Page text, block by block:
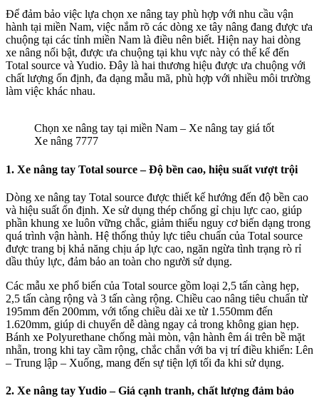
Để đảm bảo việc lựa chọn xe nâng tay phù hợp với nhu cầu vận
hành tại miền Nam, việc nắm rõ các dòng xe tây nâng đang được ưa
chuộng tại các tỉnh miền Nam là điều nên biết. Hiện nay hai dòng
xe nâng nổi bật, được ưa chuộng tại khu vực này có thể kể đến
Total source và Yudio. Đây là hai thương hiệu được ưa chuộng với
chất lượng ổn định, đa dạng mẫu mã, phù hợp với nhiều môi trường
làm việc khác nhau.
Chọn xe nâng tay tại miền Nam – Xe nâng tay giá tốt
Xe nâng 7777
1. Xe nâng tay Total source – Độ bền cao, hiệu suất vượt trội
Dòng xe nâng tay Total source được thiết kế hướng đến độ bền cao
và hiệu suất ổn định. Xe sử dụng thép chống gỉ chịu lực cao, giúp
phần khung xe luôn vững chắc, giảm thiểu nguy cơ biến dạng trong
quá trình vận hành. Hệ thống thủy lực tiêu chuẩn của Total source
được trang bị khả năng chịu áp lực cao, ngăn ngừa tình trạng rò rỉ
dầu thủy lực, đảm bảo an toàn cho người sử dụng.
Các mẫu xe phổ biến của Total source gồm loại 2,5 tấn càng hẹp,
2,5 tấn càng rộng và 3 tấn càng rộng. Chiều cao nâng tiêu chuẩn từ
195mm đến 200mm, với tổng chiều dài xe từ 1.550mm đến
1.620mm, giúp di chuyển dễ dàng ngay cả trong không gian hẹp.
Bánh xe Polyurethane chống mài mòn, vận hành êm ái trên bề mặt
nhẵn, trong khi tay cầm rộng, chắc chắn với ba vị trí điều khiển: Lên
– Trung lập – Xuống, mang đến sự tiện lợi tối đa khi sử dụng.
2. Xe nâng tay Yudio – Giá cạnh tranh, chất lượng đảm bảo